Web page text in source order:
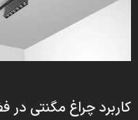
کاربرد چراغ مگنتی در